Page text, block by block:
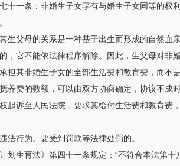
七十一条：非婚生子女享有与婚生子女同等的
生父母的关系是一种基于出生而形成的自然血亲
，它不能依法律程序解除。因此，生父母对
承担其非婚生子女的全部生活费和教育费，而
养费的数额，可以由双方协商确定，协议不
起诉至人民法院，要求其给付生活费和教育
法行为。要受到罚款等法律处罚的。
计划生育法》第四十一条规定：“不符合本法第